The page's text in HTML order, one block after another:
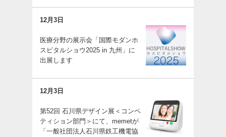
12月3日
医療分野の展示会「国際モダンホ
スピタルショウ2025 in 九州」に
出展します
12月3日
第52回 石川県デザイン展＜コンペ
ティション部門＞にて、memetが
「一般社団法人石川県鉄工機電協